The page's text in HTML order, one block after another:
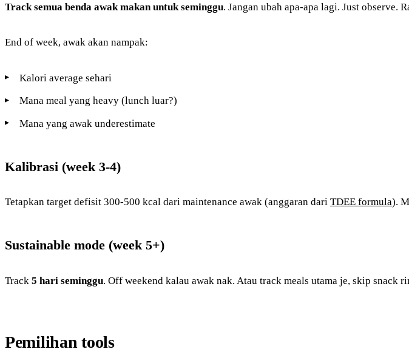
Track semua benda awak makan untuk seminggu. Jangan ubah apa-apa lagi. Just observe.
End of week, awak akan nampak:
Kalori average sehari
Mana meal yang heavy (lunch luar?)
Mana yang awak underestimate
Kalibrasi (week 3-4)
Tetapkan target defisit 300-500 kcal dari maintenance awak (anggaran dari TDEE formula).
Sustainable mode (week 5+)
Track 5 hari seminggu. Off weekend kalau awak nak. Atau track meals utama je, skip snack
Pemilihan tools